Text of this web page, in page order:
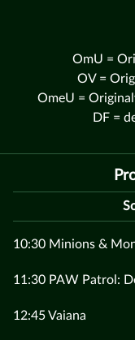
OmU =
OV =
OmeU =
DF =
10:30 Minions &
11:30 PAW Patrol:
12:45 Vaiana